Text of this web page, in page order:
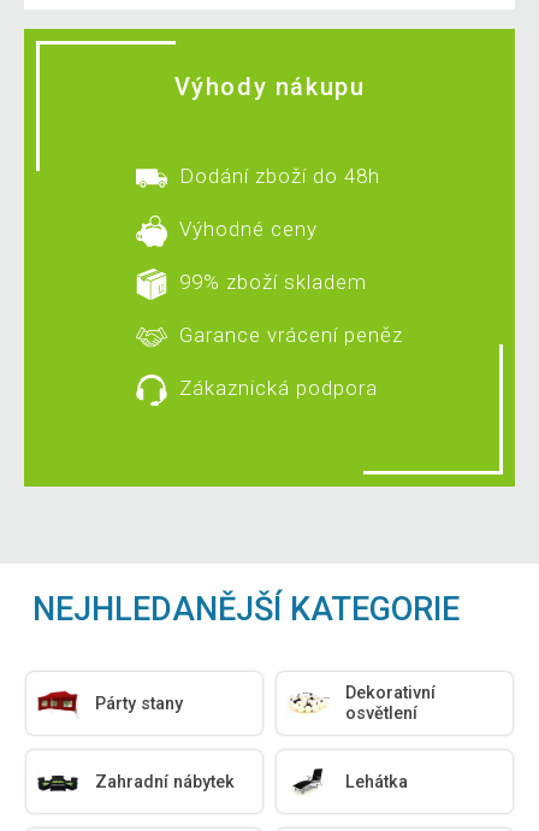
Výhody nákupu
Dodání zboží do 48h
Výhodné ceny
99% zboží skladem
Garance vrácení peněz
Zákaznická podpora
NEJHLEDANĚJŠÍ KATEGORIE
Párty stany
Dekorativní
osvětlení
Zahradní nábytek Lehátka